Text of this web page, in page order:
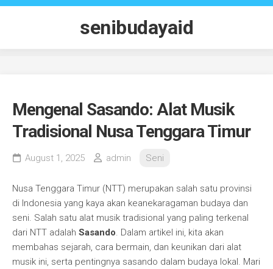
Skip
senibudayaid
Mengenal Sasando: Alat Musik
Tradisional Nusa Tenggara Timur
August 1, 2025 admin Seni
Nusa Tenggara Timur (NTT) merupakan salah satu provinsi
di Indonesia yang kaya akan keanekaragaman budaya dan
seni. Salah satu alat musik tradisional yang paling terkenal
dari NTT adalah Sasando. Dalam artikel ini, kita akan
membahas sejarah, cara bermain, dan keunikan dari alat
musik ini, serta pentingnya sasando dalam budaya lokal. Mari